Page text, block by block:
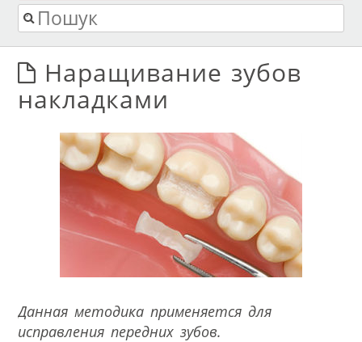
Перейти до змісту
Пошук
Наращивание зубов
накладками
Данная методика применяется для
исправления передних зубов.